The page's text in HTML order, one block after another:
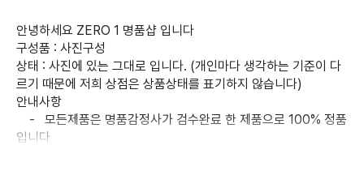
안녕하세요 ZERO 1 명품샵 입니다
구성품 : 사진구성
상태 : 사진에 있는 그대로 입니다. (개인마다 생각하는 기준이 다
르기 때문에 저희 상점은 상품상태를 표기하지 않습니다)
안내사항
입니다